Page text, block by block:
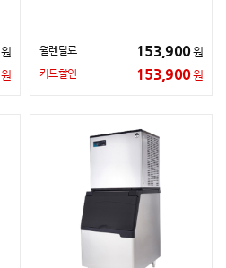
원
원
월렌탈료 153,900원
카드할인 153,900원